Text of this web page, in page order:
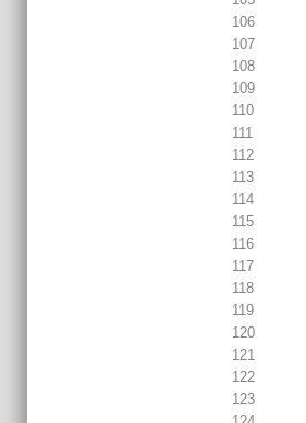
106
107
108
109
110
111
112
113
114
115
116
117
118
119
120
121
122
123